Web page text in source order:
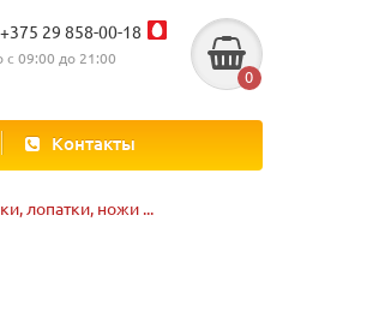
+375 29 858-00-18
09:00 до 21:00
0
Контакты
лопатки, ножи ...